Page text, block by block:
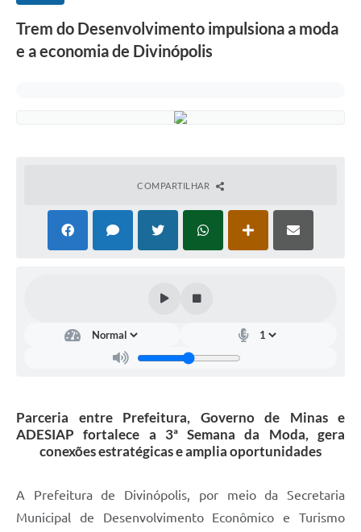
Trem do Desenvolvimento impulsiona a moda
e a economia de Divinópolis
COMPARTILHAR
Parceria entre Prefeitura, Governo de Minas e
ADESIAP fortalece a 3ª Semana da Moda, gera
conexões estratégicas e amplia oportunidades
A Prefeitura de Divinópolis, por meio da Secretaria
Municipal de Desenvolvimento Econômico e Turismo